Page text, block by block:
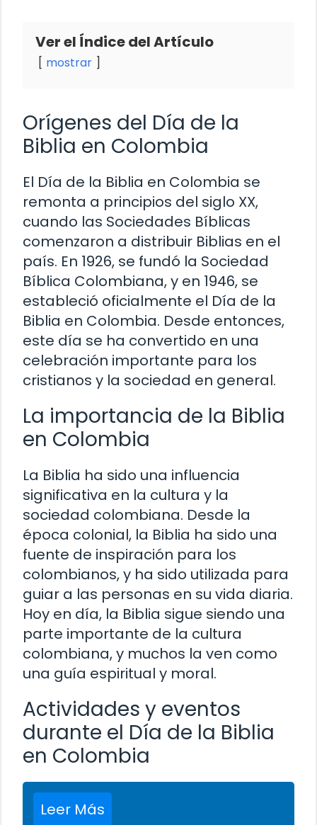
Ver el Índice del Artículo
mostrar
Orígenes del Día de la
Biblia en Colombia
El Día de la Biblia en Colombia se
remonta a principios del siglo XX,
cuando las Sociedades Bíblicas
comenzaron a distribuir Biblias en el
país. En 1926, se fundó la Sociedad
Bíblica Colombiana, y en 1946, se
estableció oficialmente el Día de la
Biblia en Colombia. Desde entonces,
este día se ha convertido en una
celebración importante para los
cristianos y la sociedad en general.
La importancia de la Biblia
en Colombia
La Biblia ha sido una influencia
significativa en la cultura y la
sociedad colombiana. Desde la
época colonial, la Biblia ha sido una
fuente de inspiración para los
colombianos, y ha sido utilizada para
guiar a las personas en su vida diaria.
Hoy en día, la Biblia sigue siendo una
parte importante de la cultura
colombiana, y muchos la ven como
una guía espiritual y moral.
Actividades y eventos
durante el Día de la Biblia
en Colombia
Leer Más